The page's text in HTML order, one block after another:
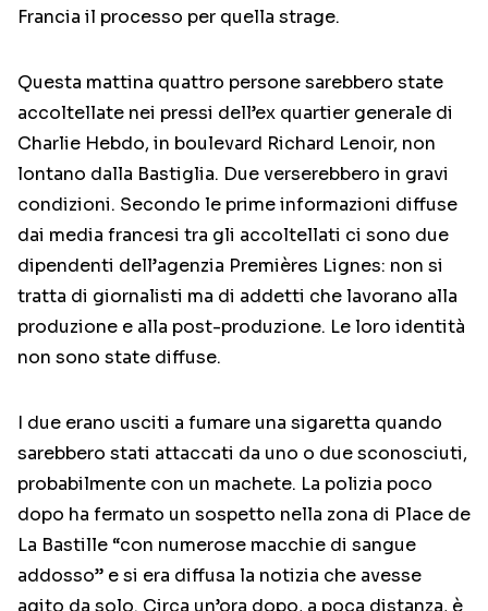
Francia il processo per quella strage.
Questa mattina quattro persone sarebbero state
accoltellate nei pressi dell’ex quartier generale di
Charlie Hebdo, in boulevard Richard Lenoir, non
lontano dalla Bastiglia. Due verserebbero in gravi
condizioni. Secondo le prime informazioni diffuse
dai media francesi tra gli accoltellati ci sono due
dipendenti dell’agenzia Premières Lignes: non si
tratta di giornalisti ma di addetti che lavorano alla
produzione e alla post-produzione. Le loro identità
non sono state diffuse.
I due erano usciti a fumare una sigaretta quando
sarebbero stati attaccati da uno o due sconosciuti,
probabilmente con un machete. La polizia poco
dopo ha fermato un sospetto nella zona di Place de
La Bastille “con numerose macchie di sangue
addosso” e si era diffusa la notizia che avesse
agito da solo. Circa un’ora dopo, a poca distanza, è